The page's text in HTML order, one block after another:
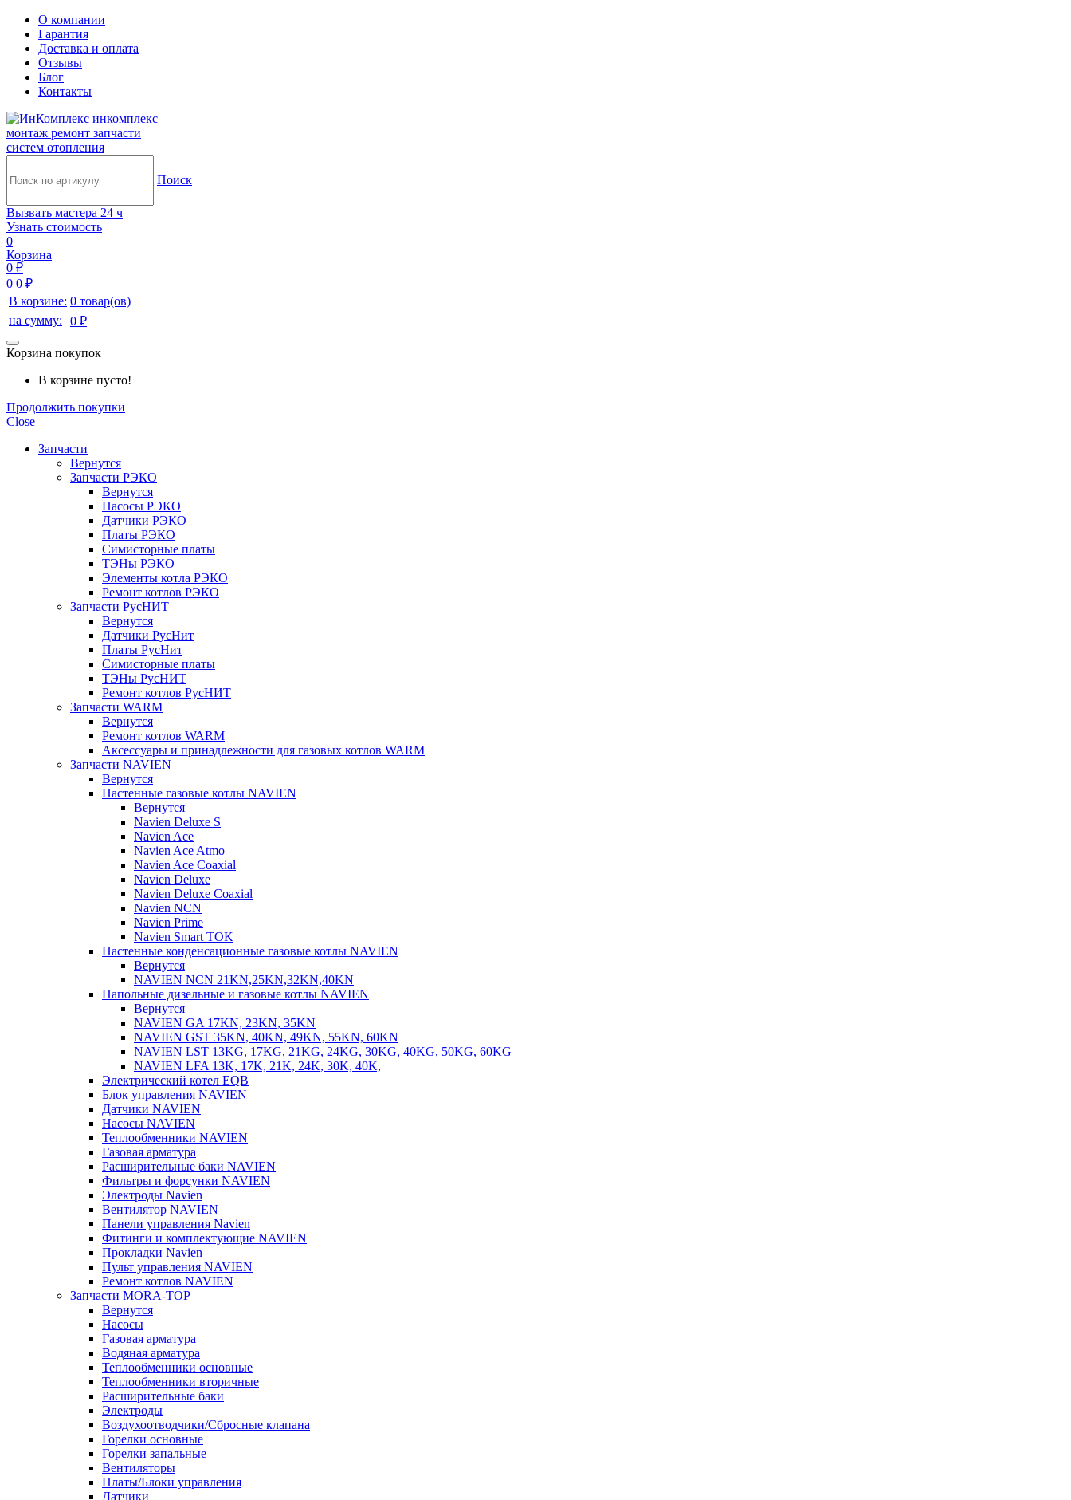
О компании
Гарантия
Доставка и оплата
Отзывы
Блог
Контакты
инкомплекс
монтаж ремонт запчасти
систем отопления
Поиск
Вызвать мастера 24 ч
Узнать стоимость
0
Корзина
0 ₽
0 0 ₽
В корзине: 0 товар(ов)
на сумму:
0 ₽
Корзина покупок
В корзине пусто!
Продолжить покупки
Close
Запчасти
Вернутся
Запчасти РЭКО
Вернутся
Насосы РЭКО
Датчики РЭКО
Платы РЭКО
Симисторные платы
ТЭНы РЭКО
Элементы котла РЭКО
Ремонт котлов РЭКО
Запчасти РусНИТ
Вернутся
Датчики РусНит
Платы РусНит
Симисторные платы
ТЭНы РусНИТ
Ремонт котлов РусНИТ
Запчасти WARM
Вернутся
Ремонт котлов WARM
Аксессуары и принадлежности для газовых котлов WARM
Запчасти NAVIEN
Вернутся
Настенные газовые котлы NAVIEN
Вернутся
Navien Deluxe S
Navien Ace
Navien Ace Atmo
Navien Ace Coaxial
Navien Deluxe
Navien Deluxe Coaxial
Navien NCN
Navien Prime
Navien Smart TOK
Настенные конденсационные газовые котлы NAVIEN
Вернутся
NAVIEN NCN 21KN,25KN,32KN,40KN
Напольные дизельные и газовые котлы NAVIEN
Вернутся
NAVIEN GA 17KN, 23KN, 35KN
NAVIEN GST 35KN, 40KN, 49KN, 55KN, 60KN
NAVIEN LST 13KG, 17KG, 21KG, 24KG, 30KG, 40KG, 50KG, 60KG
NAVIEN LFA 13K, 17K, 21K, 24K, 30K, 40K,
Электрический котел EQB
Блок управления NAVIEN
Датчики NAVIEN
Насосы NAVIEN
Теплообменники NAVIEN
Газовая арматура
Расширительные баки NAVIEN
Фильтры и форсунки NAVIEN
Электроды Navien
Вентилятор NAVIEN
Панели управления Navien
Фитинги и комплектующие NAVIEN
Прокладки Navien
Пульт управления NAVIEN
Ремонт котлов NAVIEN
Запчасти MORA-TOP
Вернутся
Насосы
Газовая арматура
Водяная арматура
Теплообменники основные
Теплообменники вторичные
Расширительные баки
Электроды
Воздухоотводчики/Сбросные клапана
Горелки основные
Горелки запальные
Вентиляторы
Платы/Блоки управления
Датчики